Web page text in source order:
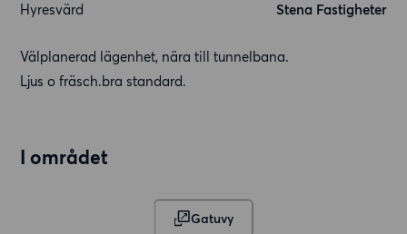
Hyresvärd
Stena Fastigheter
Välplanerad lägenhet, nära till tunnelbana.
Ljus o fräsch.bra standard.
I området
Gatuvy